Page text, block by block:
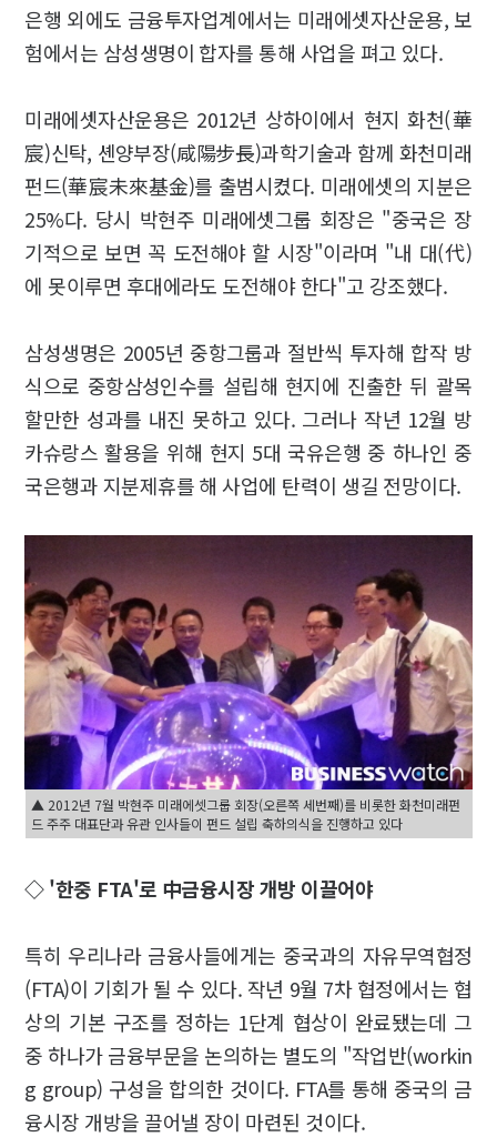
은행 외에도 금융투자업계에서는 미래에셋자산운용, 보
험에서는 삼성생명이 합자를 통해 사업을 펴고 있다.
미래에셋자산운용은 2012년 상하이에서 현지 화천(華
宸)신탁, 셴양부장(咸陽步長)과학기술과 함께 화천미래
펀드(華宸未來基金)를 출범시켰다. 미래에셋의 지분은
25%다. 당시 박현주 미래에셋그룹 회장은 "중국은 장
기적으로 보면 꼭 도전해야 할 시장"이라며 "내 대(代)
에 못이루면 후대에라도 도전해야 한다"고 강조했다.
삼성생명은 2005년 중항그룹과 절반씩 투자해 합작 방
식으로 중항삼성인수를 설립해 현지에 진출한 뒤 괄목
할만한 성과를 내진 못하고 있다. 그러나 작년 12월 방
카슈랑스 활용을 위해 현지 5대 국유은행 중 하나인 중
국은행과 지분제휴를 해 사업에 탄력이 생길 전망이다.
▲ 2012년 7월 박현주 미래에셋그룹 회장(오른쪽 세번째)를 비롯한 화천미래펀
드 주주 대표단과 유관 인사들이 펀드 설립 축하의식을 진행하고 있다
◇ '한중 FTA'로 中금융시장 개방 이끌어야
특히 우리나라 금융사들에게는 중국과의 자유무역협정
(FTA)이 기회가 될 수 있다. 작년 9월 7차 협정에서는 협
상의 기본 구조를 정하는 1단계 협상이 완료됐는데 그
중 하나가 금융부문을 논의하는 별도의 "작업반(workin
g group) 구성을 합의한 것이다. FTA를 통해 중국의 금
융시장 개방을 끌어낼 장이 마련된 것이다.